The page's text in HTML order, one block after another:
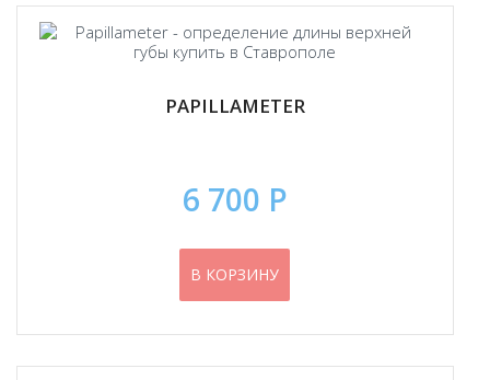
PAPILLAMETER
6 700 Р
В КОРЗИНУ